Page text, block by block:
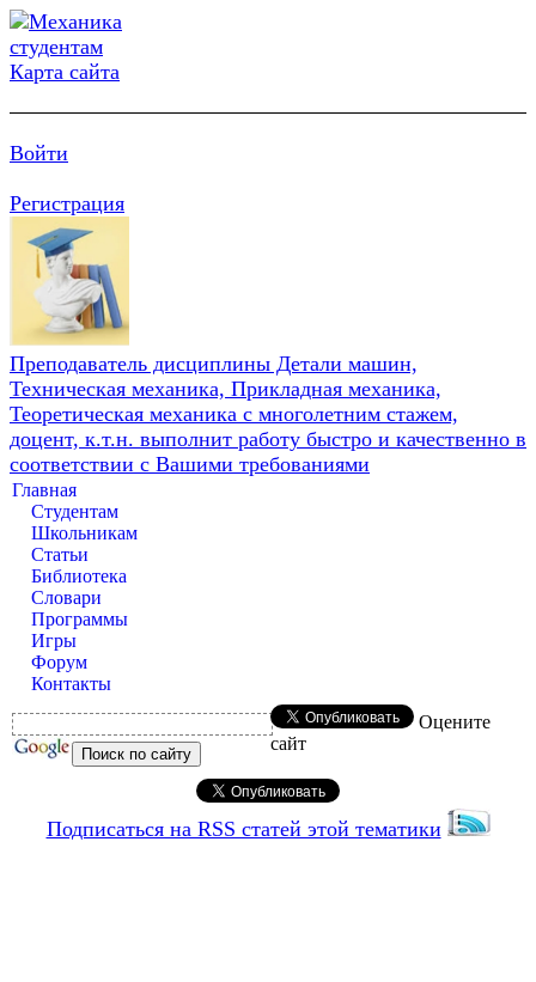
Карта сайта
Войти
Регистрация
Преподаватель дисциплины Детали машин,
Техническая механика, Прикладная механика,
Теоретическая механика с многолетним стажем,
доцент, к.т.н. выполнит работу быстро и качественно в
соответствии с Вашими требованиями
Главная
Студентам
Школьникам
Статьи
Библиотека
Словари
Программы
Игры
Форум
Контакты
Оцените
сайт
Подписаться на RSS статей этой тематики